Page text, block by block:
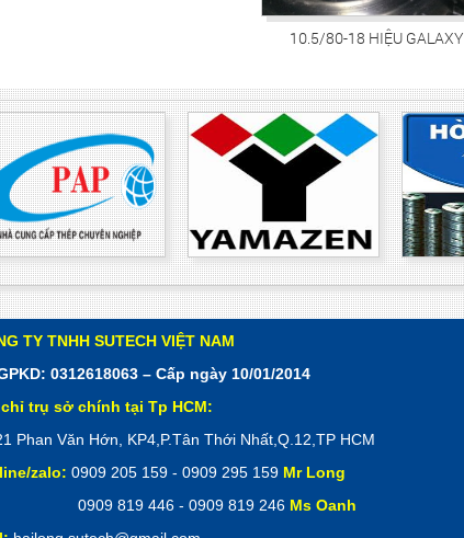
10.5/80-18 HIỆU GALAXY
TY TNHH SUTECH VIỆT NAM
0312618063 – Cấp ngày 10/01/2014
trụ sở chính tại Tp HCM:
Phan Văn Hớn, KP4,P.Tân Thới Nhất,Q.12,TP HCM
zalo: 0909 205 159 - 0909 295 159 Mr Long
0909 819 446 - 0909 819 246 Ms Oanh